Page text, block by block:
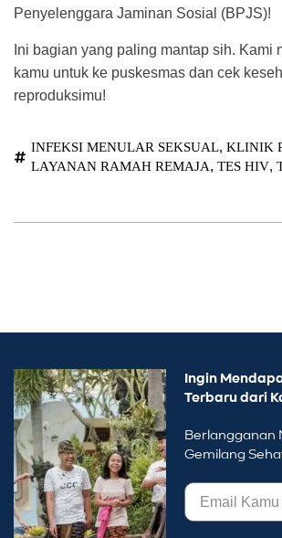
Penyelenggara Jaminan Sosial (BPJS)!
Ini bagian yang paling mantap sih. Kami
kamu untuk ke puskesmas dan cek
reproduksimu!
INFEKSI MENULAR SEKSUAL, KLINIK
LAYANAN RAMAH REMAJA, TES HIV,
Ingin
Terbaru dari
Berlangganan
Gemilang